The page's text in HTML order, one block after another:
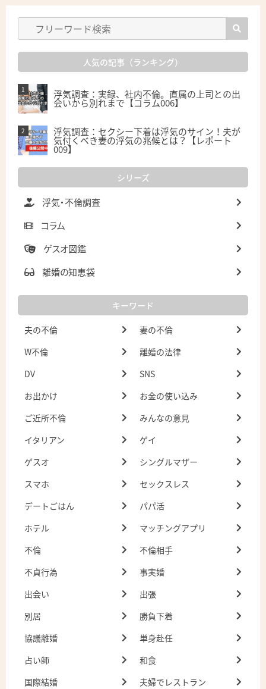
人気の記事（ランキング）
浮気調査：実録、社内不倫。直属の上司との出
会いから別れまで【コラム006】
浮気調査：セクシー下着は浮気のサイン！夫が
気付くべき妻の浮気の兆候とは？【レポート
009】
シリーズ
浮気・不倫調査
コラム
ゲスオ図鑑
離婚の知恵袋
キーワード
夫の不倫
妻の不倫
W不倫
離婚の法律
DV
SNS
お出かけ
お金の使い込み
ご近所不倫
みんなの意見
イタリアン
ゲイ
ゲスオ
シングルマザー
スマホ
セックスレス
デートごはん
パパ活
ホテル
マッチングアプリ
不倫
不倫相手
不貞行為
事実婚
出会い
出張
別居
勝負下着
協議離婚
単身赴任
占い師
和食
国際結婚
夫婦でレストラン